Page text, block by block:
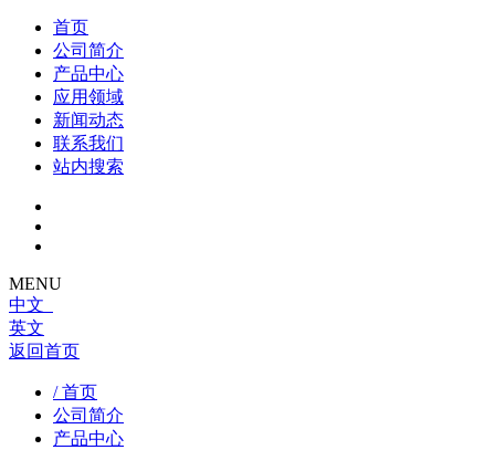
首页
公司简介
产品中心
应用领域
新闻动态
联系我们
站内搜索
MENU
中文
英文
返回首页
/ 首页
公司简介
产品中心